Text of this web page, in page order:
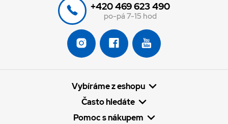
+420 469 623 490
po-pá 7-15 hod
Vybíráme z eshopu
Často hledáte
Pomoc s nákupem